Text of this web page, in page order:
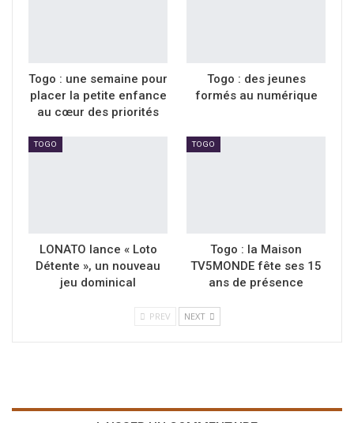
Togo : une semaine pour
placer la petite enfance
au cœur des priorités
Togo : des jeunes
formés au numérique
TOGO
LONATO lance « Loto
Détente », un nouveau
jeu dominical
TOGO
Togo : la Maison
TV5MONDE fête ses 15
ans de présence
PREV NEXT